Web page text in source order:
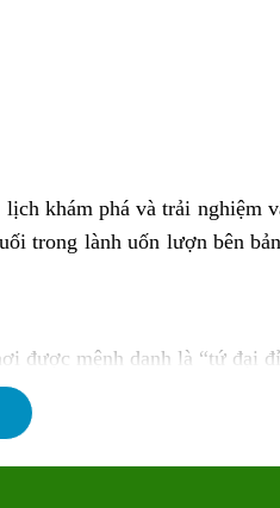
khám phá và trải nghiệm
trong lành uốn lượn bên
được mệnh danh là “tứ đại
của Tổ quốc.
ngọt tự nhiên lớn và đẹp